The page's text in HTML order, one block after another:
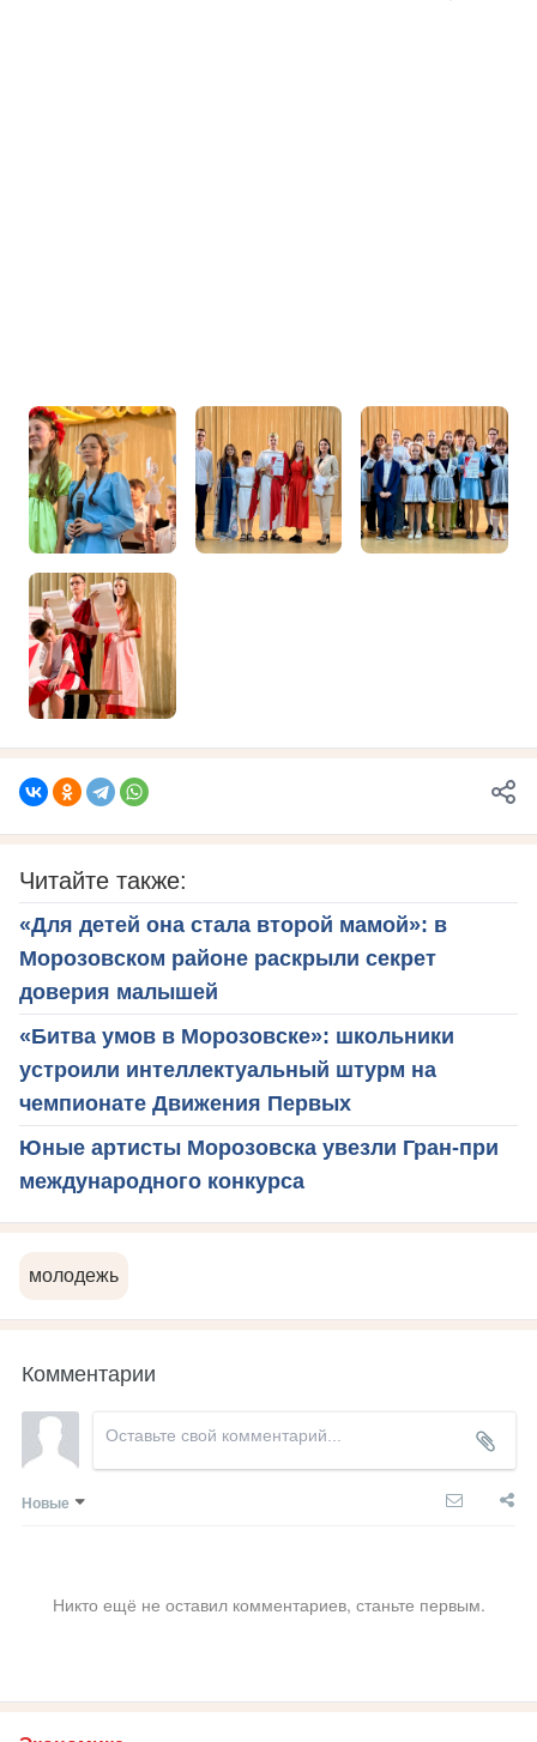
Читайте также:
«Для детей она стала второй мамой»: в
Морозовском районе раскрыли секрет
доверия малышей
«Битва умов в Морозовске»: школьники
устроили интеллектуальный штурм на
чемпионате Движения Первых
Юные артисты Морозовска увезли Гран-при
международного конкурса
молодежь
Комментарии
Новые
Никто ещё не оставил комментариев, станьте первым.